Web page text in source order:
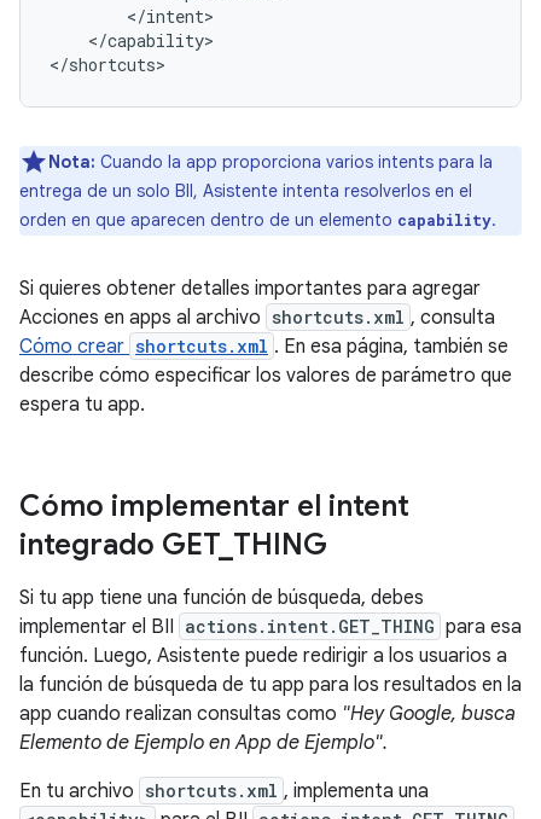
</capability>
Nota: Cuando la app proporciona varios intents para la
entrega de un solo BII, Asistente intenta resolverlos en el
orden en que aparecen dentro de un elemento capability.
Si quieres obtener detalles importantes para agregar
Acciones en apps al archivo shortcuts.xml , consulta
Cómo crear shortcuts.xml . En esa página, también se
describe cómo especificar los valores de parámetro que
espera tu app.
Cómo implementar el intent
integrado GET_ THING
Si tu app tiene una función de búsqueda, debes
implementar el BII actions.intent.GET_THING para esa
función. Luego, Asistente puede redirigir a los usuarios a
la función de búsqueda de tu app para los resultados en la
app cuando realizan consultas como "Hey Google, busca
Elemento de Ejemplo en App de Ejemplo".
En tu archivo shortcuts.xml , implementa una